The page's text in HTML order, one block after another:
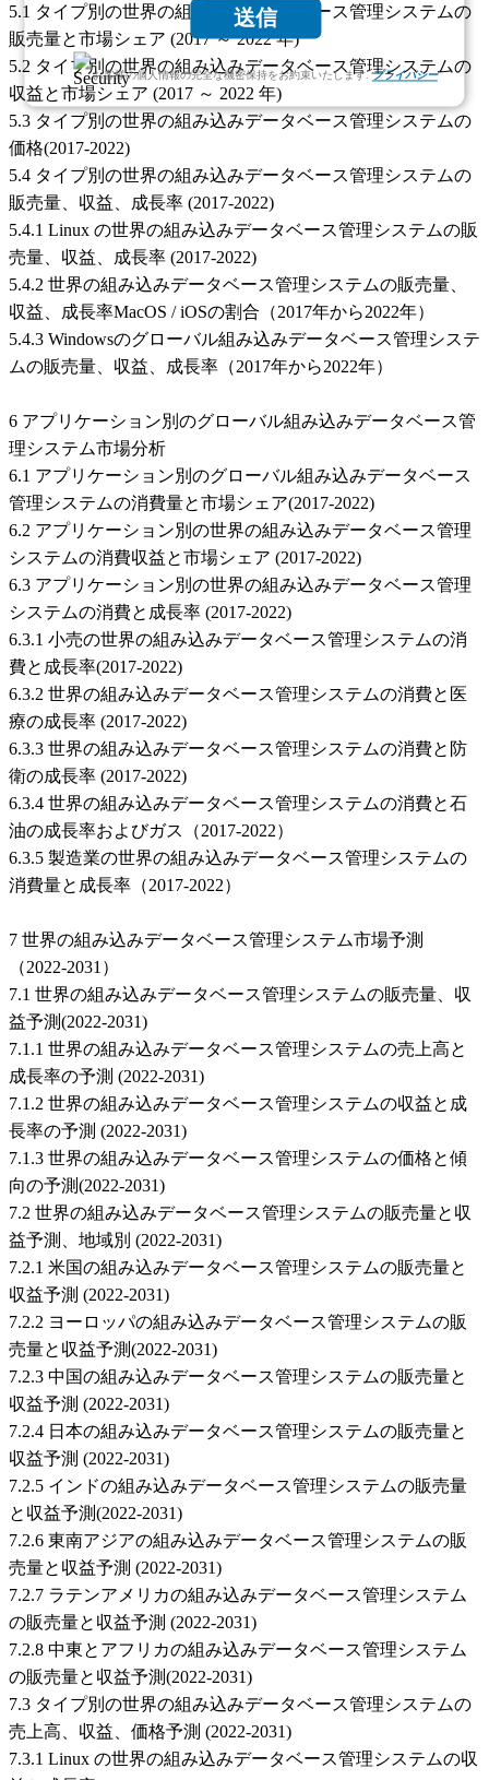
送信
お客様の個人情報の完全な機密保持をお約束いたします.プライバシー
5.1 タイプ別の世界の組み込みデータベース管理システムの
販売量と市場シェア (2017 ～ 2022 年)
5.2 タイプ別の世界の組み込みデータベース管理システムの
収益と市場シェア (2017 ～ 2022 年)
5.3 タイプ別の世界の組み込みデータベース管理システムの
価格(2017-2022)
5.4 タイプ別の世界の組み込みデータベース管理システムの
販売量、収益、成長率 (2017-2022)
5.4.1 Linux の世界の組み込みデータベース管理システムの販
売量、収益、成長率 (2017-2022)
5.4.2 世界の組み込みデータベース管理システムの販売量、
収益、成長率MacOS / iOSの割合（2017年から2022年）
5.4.3 Windowsのグローバル組み込みデータベース管理システ
ムの販売量、収益、成長率（2017年から2022年）
6 アプリケーション別のグローバル組み込みデータベース管
理システム市場分析
6.1 アプリケーション別のグローバル組み込みデータベース
管理システムの消費量と市場シェア(2017-2022)
6.2 アプリケーション別の世界の組み込みデータベース管理
システムの消費収益と市場シェア (2017-2022)
6.3 アプリケーション別の世界の組み込みデータベース管理
システムの消費と成長率 (2017-2022)
6.3.1 小売の世界の組み込みデータベース管理システムの消
費と成長率(2017-2022)
6.3.2 世界の組み込みデータベース管理システムの消費と医
療の成長率 (2017-2022)
6.3.3 世界の組み込みデータベース管理システムの消費と防
衛の成長率 (2017-2022)
6.3.4 世界の組み込みデータベース管理システムの消費と石
油の成長率およびガス（2017-2022）
6.3.5 製造業の世界の組み込みデータベース管理システムの
消費量と成長率（2017-2022）
7 世界の組み込みデータベース管理システム市場予測
（2022-2031）
7.1 世界の組み込みデータベース管理システムの販売量、収
益予測(2022-2031)
7.1.1 世界の組み込みデータベース管理システムの売上高と
成長率の予測 (2022-2031)
7.1.2 世界の組み込みデータベース管理システムの収益と成
長率の予測 (2022-2031)
7.1.3 世界の組み込みデータベース管理システムの価格と傾
向の予測(2022-2031)
7.2 世界の組み込みデータベース管理システムの販売量と収
益予測、地域別 (2022-2031)
7.2.1 米国の組み込みデータベース管理システムの販売量と
収益予測 (2022-2031)
7.2.2 ヨーロッパの組み込みデータベース管理システムの販
売量と収益予測(2022-2031)
7.2.3 中国の組み込みデータベース管理システムの販売量と
収益予測 (2022-2031)
7.2.4 日本の組み込みデータベース管理システムの販売量と
収益予測 (2022-2031)
7.2.5 インドの組み込みデータベース管理システムの販売量
と収益予測(2022-2031)
7.2.6 東南アジアの組み込みデータベース管理システムの販
売量と収益予測 (2022-2031)
7.2.7 ラテンアメリカの組み込みデータベース管理システム
の販売量と収益予測 (2022-2031)
7.2.8 中東とアフリカの組み込みデータベース管理システム
の販売量と収益予測(2022-2031)
7.3 タイプ別の世界の組み込みデータベース管理システムの
売上高、収益、価格予測 (2022-2031)
7.3.1 Linux の世界の組み込みデータベース管理システムの収